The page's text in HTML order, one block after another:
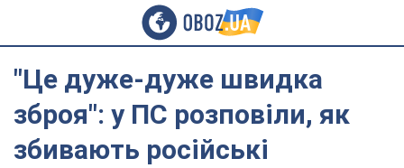
"Це дуже-дуже швидка
зброя": у ПС розповіли, як
збивають російські